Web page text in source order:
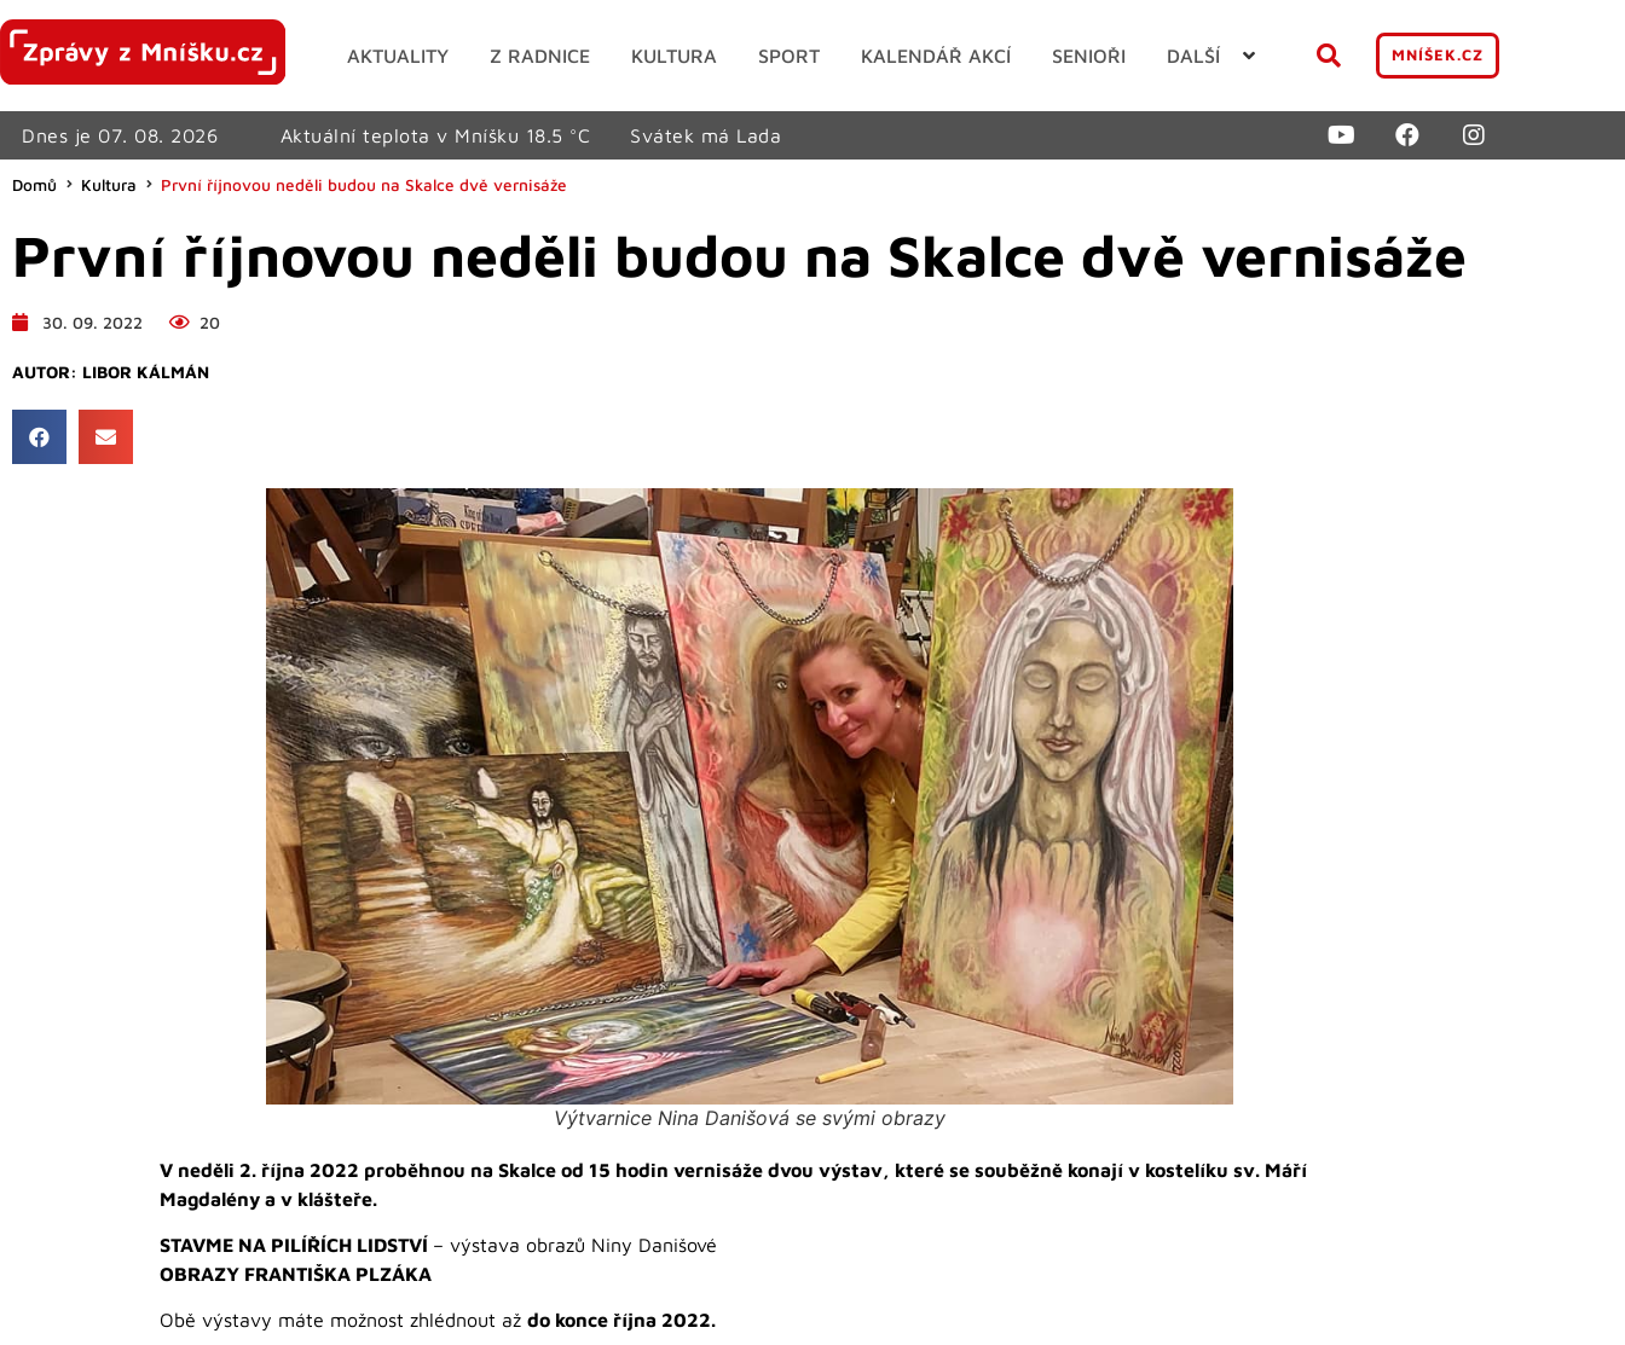
AKTUALITY Z RADNICE KULTURA SPORT KALENDÁŘ AKCÍ SENIOŘI DALŠÍ MNÍŠEK.CZ
Dnes je 07. 08. 2026 Aktuální teplota v Mníšku 18.5 °C Svátek má Lada
Domů Kultura První říjnovou neděli budou na Skalce dvě vernisáže
První říjnovou neděli budou na Skalce dvě vernisáže
30. 09. 2022 20
AUTOR: LIBOR KÁLMÁN
Výtvarnice Nina Danišová se svými obrazy
V neděli 2. října 2022 proběhnou na Skalce od 15 hodin vernisáže dvou výstav, které se souběžně konají v kostelíku sv. Máří
Magdalény a v klášteře.
STAVME NA PILÍŘÍCH LIDSTVÍ – výstava obrazů Niny Danišové
OBRAZY FRANTIŠKA PLZÁKA
Obě výstavy máte možnost zhlédnout až do konce října 2022.